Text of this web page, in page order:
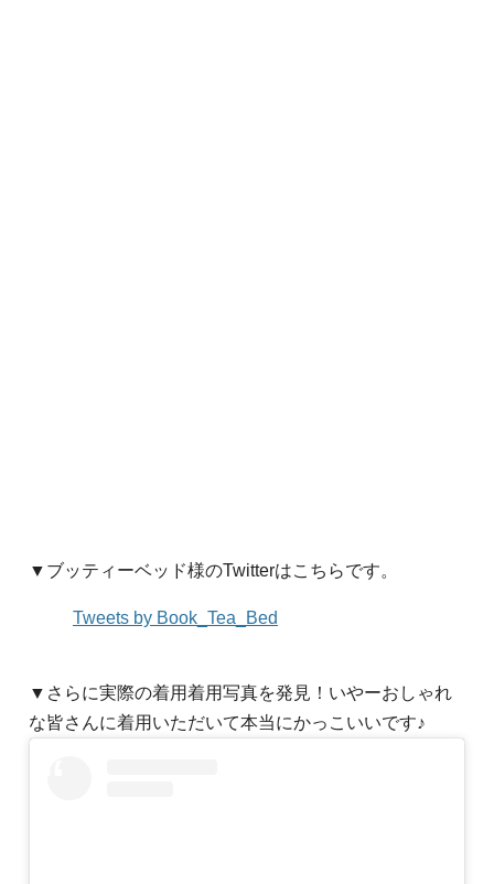
▼ブッティーベッド様のTwitterはこちらです。
Tweets by Book_Tea_Bed
▼さらに実際の着用着用写真を発見！いやーおしゃれ
な皆さんに着用いただいて本当にかっこいいです♪